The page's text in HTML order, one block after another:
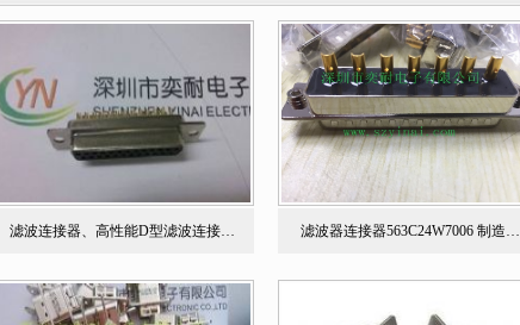
滤波连接器、高性能D型滤波连接… 滤波器连接器563C24W7006 制造…